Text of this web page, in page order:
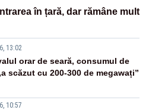
în țară, dar rămâne mult
13:02
orar de seară, consumul de
scăzut cu 200-300 de megawați”
10:57